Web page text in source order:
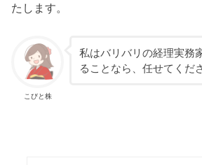
たします。
こびと株
私はバリバリの経理実務
ることなら、任せてくだ